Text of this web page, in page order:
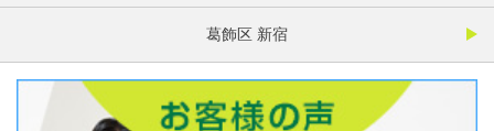
葛飾区 新宿